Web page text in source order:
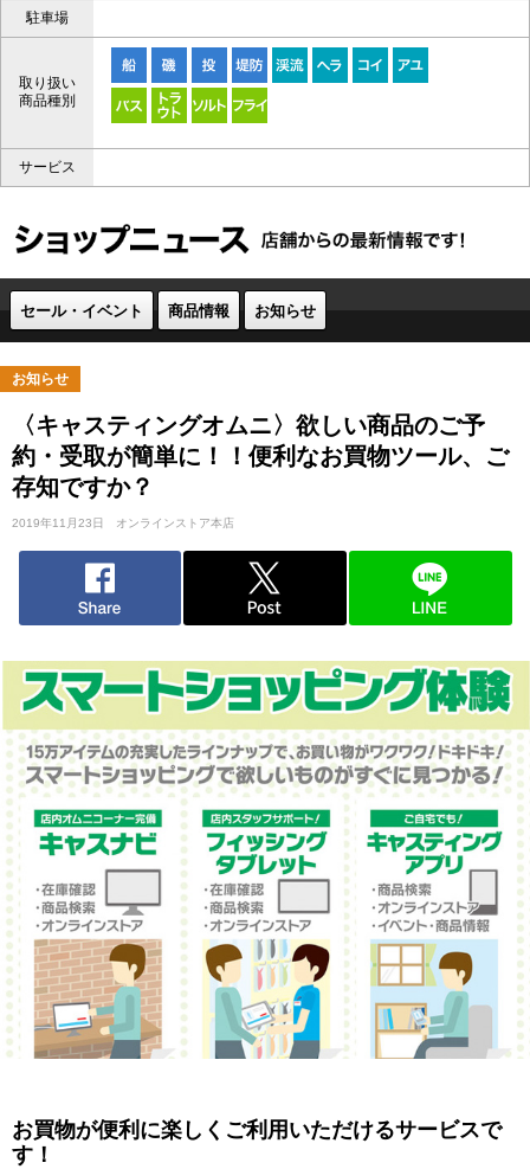
駐車場
取り扱い
商品種別
サービス
セール・イベント 商品情報 お知らせ
お知らせ
〈キャスティングオムニ〉欲しい商品のご予
約・受取が簡単に！！便利なお買物ツール、ご
存知ですか？
2019年11月23日 オンラインストア本店
お買物が便利に楽しくご利用いただけるサービスで
す！